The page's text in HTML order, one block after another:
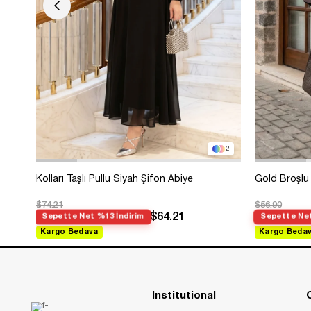
2
Kolları Taşlı Pullu Siyah Şifon Abiye
$74.21
Sepette Net %13 İndirim $64.21
Kargo Bedava
Gold Broşlu
$56.90
Sepette
Kargo
Institutional